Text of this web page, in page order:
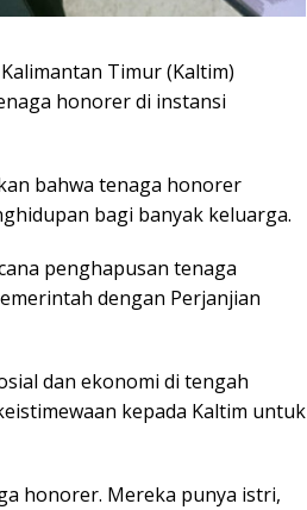
Timur (Kaltim)
honorer di instansi
bahwa tenaga honorer
bagi banyak keluarga.
penghapusan tenaga
dengan Perjanjian
dan ekonomi di tengah
kepada Kaltim untuk
honorer. Mereka punya istri,